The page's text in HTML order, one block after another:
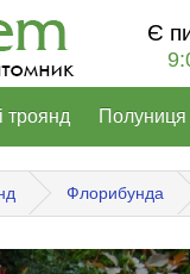
Є
троянд Полуниця
Флорибунда